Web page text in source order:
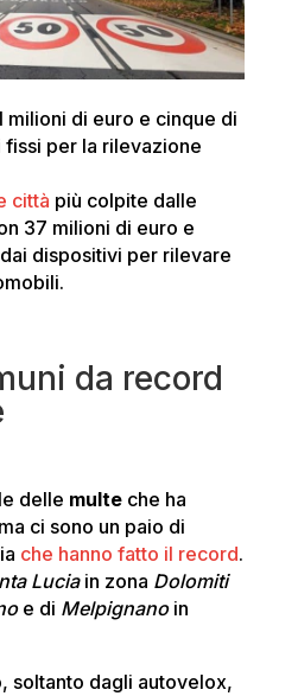
milioni di euro e cinque di
per la rilevazione
città più colpite dalle
37 milioni di euro e
dispositivi per rilevare
da record
delle multeche ha
ci sono un paio di
che hanno fatto il record.
Luciain zona Dolomiti
e di Melpignanoin
soltanto dagli autovelox,